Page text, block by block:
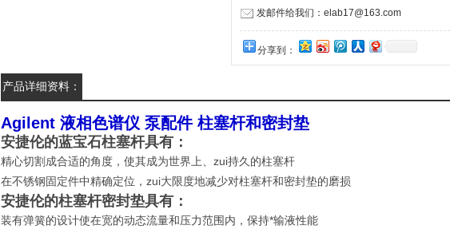
发邮件给我们：elab17@163.com
分享到：
产品详细资料：
Agilent 液相色谱仪 泵配件 柱塞杆和密封垫
安捷伦的蓝宝石柱塞杆具有：
精心切割成合适的角度，使其成为世界上、zui持久的柱塞杆
在不锈钢固定件中精确定位，zui大限度地减少对柱塞杆和密封垫的磨损
安捷伦的柱塞杆密封垫具有：
装有弹簧的设计使在宽的动态流量和压力范围内，保持*输液性能